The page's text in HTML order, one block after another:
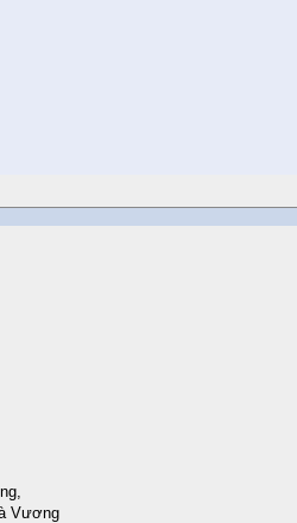
Vương